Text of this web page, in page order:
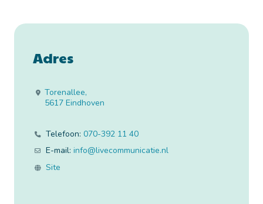
Adres
Torenallee,
5617 Eindhoven
Telefoon: 070-392 11 40
E-mail: info@livecommunicatie.nl
Site